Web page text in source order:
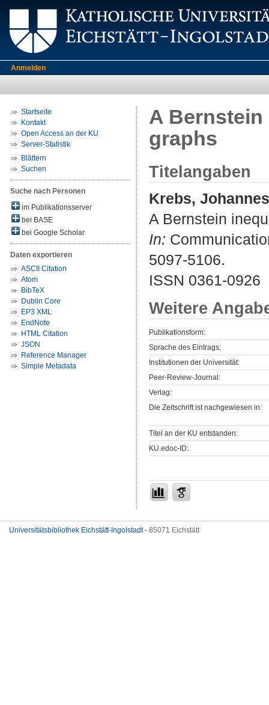
Anmelden
Startseite
Kontakt
Open Access an der KU
Server-Statistik
Blättern
Suchen
Suche nach Personen
im Publikationsserver
bei BASE
bei Google Scholar
Daten exportieren
ASCII Citation
Atom
BibTeX
Dublin Core
EP3 XML
EndNote
HTML Citation
JSON
Reference Manager
Simple Metadata
A
graphs
Titelangaben
Krebs, Johannes
A Bernstein
In:
5097-5106.
ISSN 0361-0926
Weitere
Publikationsform:
Sprache des Eintrags:
Institutionen der Universität:
Peer-Review-Journal:
Verlag:
Die Zeitschrift ist nachgewiesen in:
Titel an der KU entstanden:
KU.edoc-ID:
Universitätsbibliothek Eichstätt-Ingolstadt- 85071 Eichstätt